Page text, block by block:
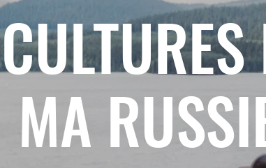
CULTURES
MA